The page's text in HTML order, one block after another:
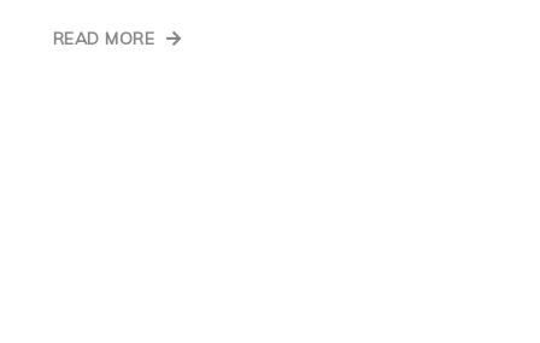
READ MORE